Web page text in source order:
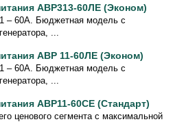
АВР313-60ЛЕ (Эконом)
– 60А. Бюджетная модель с
...
АВР 11-60ЛЕ (Эконом)
– 60А. Бюджетная модель с
...
АВР11-60СЕ (Стандарт)
ценового сегмента с максимальной